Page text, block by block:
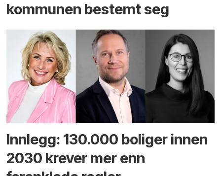
kommunen bestemt seg
Innlegg: 130.000 boliger innen
2030 krever mer enn